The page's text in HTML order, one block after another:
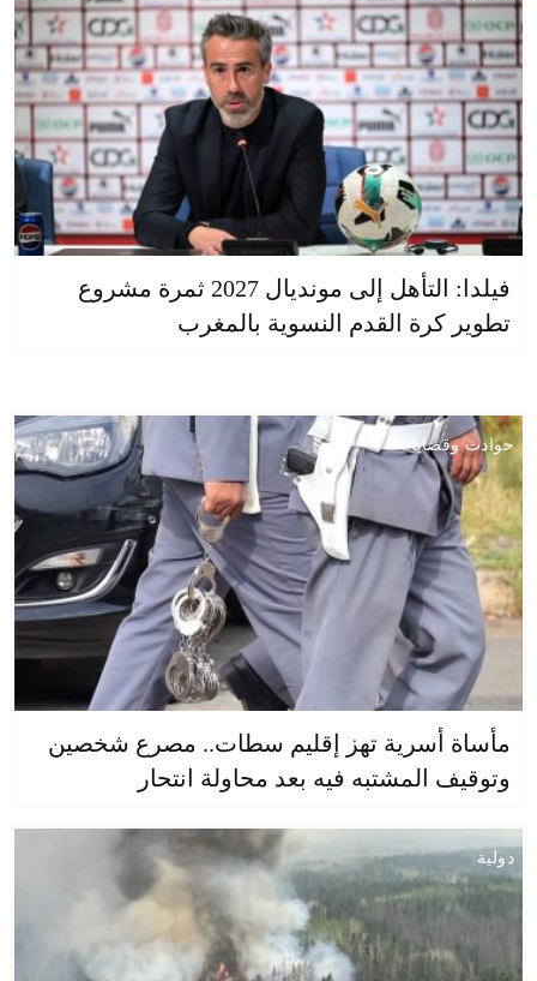
فيلدا: التأهل إلى مونديال 2027 ثمرة مشروع
تطوير كرة القدم النسوية بالمغرب
حوادث وقضايا
مأساة أسرية تهز إقليم سطات.. مصرع شخصين
وتوقيف المشتبه فيه بعد محاولة انتحار
دولية